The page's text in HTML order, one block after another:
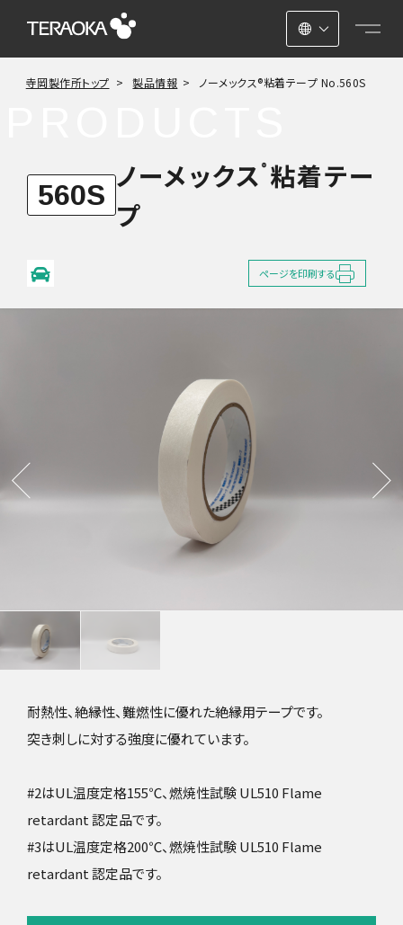
日本語
ENGLISH
寺岡製作所トップ 製品情報 ノーメックス®粘着テープ No.560S
560S
ノーメックス ® 粘着テー
プ
ページを印刷する
耐熱性、絶縁性、難燃性に優れた絶縁用テープです。
突き刺しに対する強度に優れています。
#2はUL温度定格155℃、燃焼性試験 UL510 Flame
retardant 認定品です。
#3はUL温度定格200℃、燃焼性試験 UL510 Flame
retardant 認定品です。